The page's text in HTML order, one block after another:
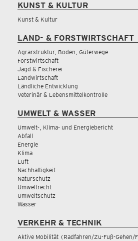
KUNST & KULTUR
Kunst & Kultur
LAND- & FORSTWIRTSCHAFT
Agrarstruktur, Boden, Güterwege
Forstwirtschaft
Jagd & Fischerei
Landwirtschaft
Ländliche Entwicklung
Veterinär & Lebensmittelkontrolle
UMWELT & WASSER
Umwelt-, Klima- und Energiebericht
Abfall
Energie
Klima
Luft
Nachhaltigkeit
Naturschutz
Umweltrecht
Umweltschutz
Wasser
VERKEHR & TECHNIK
Aktive Mobilität (Radfahren/Zu-Fuß-Gehen/